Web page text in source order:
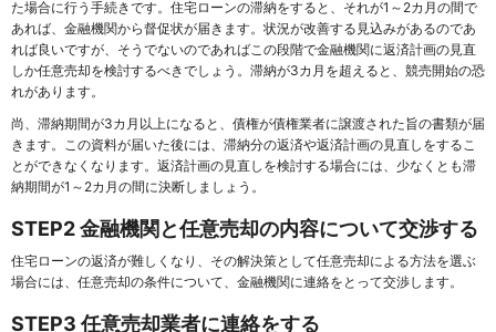
た場合に行う手続きです。住宅ローンの滞納をすると、それが1～2カ月の間で
あれば、金融機関から督促状が届きます。状況が改善する見込みがあるのであ
れば良いですが、そうでないのであればこの段階で金融機関に返済計画の見直
しか任意売却を検討するべきでしょう。滞納が3カ月を超えると、競売開始の恐
れがあります。
尚、滞納期間が3カ月以上になると、債権が債権業者に譲渡された旨の書類が届
きます。この資料が届いた後には、滞納分の返済や返済計画の見直しをするこ
とができなくなります。返済計画の見直しを検討する場合には、少なくとも滞
納期間が1～2カ月の間に決断しましょう。
STEP2 金融機関と任意売却の内容について交渉する
住宅ローンの返済が難しくなり、その解決策として任意売却による方法を選ぶ
場合には、任意売却の条件について、金融機関に連絡をとって交渉します。
STEP3 任意売却業者に連絡をする